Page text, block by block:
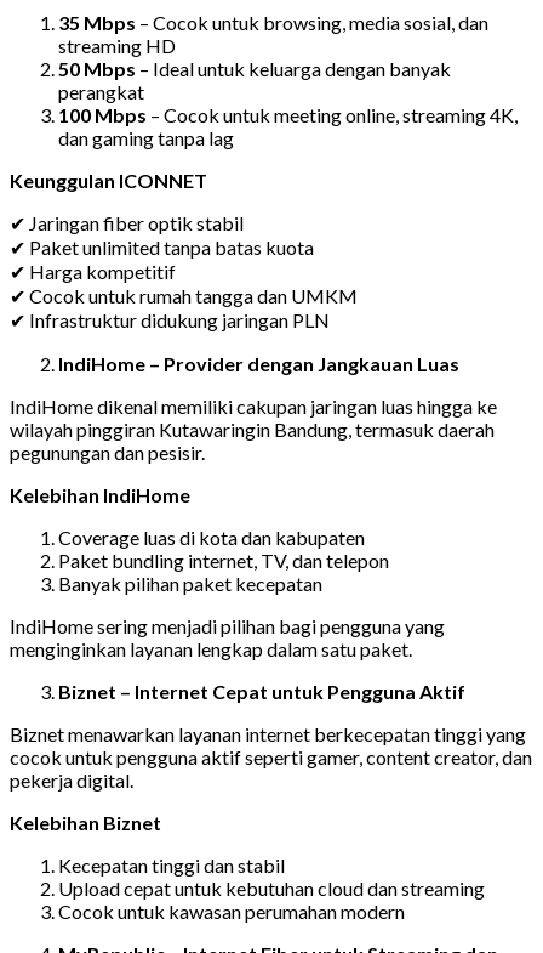
35 Mbps – Cocok untuk browsing, media sosial, dan
streaming HD
50 Mbps – Ideal untuk keluarga dengan banyak
perangkat
100 Mbps – Cocok untuk meeting online, streaming 4K,
dan gaming tanpa lag
Keunggulan ICONNET
✔ Jaringan fiber optik stabil
✔ Paket unlimited tanpa batas kuota
✔ Harga kompetitif
✔ Cocok untuk rumah tangga dan UMKM
✔ Infrastruktur didukung jaringan PLN
IndiHome – Provider dengan Jangkauan Luas
IndiHome dikenal memiliki cakupan jaringan luas hingga ke
wilayah pinggiran Kutawaringin Bandung, termasuk daerah
pegunungan dan pesisir.
Kelebihan IndiHome
Coverage luas di kota dan kabupaten
Paket bundling internet, TV, dan telepon
Banyak pilihan paket kecepatan
IndiHome sering menjadi pilihan bagi pengguna yang
menginginkan layanan lengkap dalam satu paket.
Biznet – Internet Cepat untuk Pengguna Aktif
Biznet menawarkan layanan internet berkecepatan tinggi yang
cocok untuk pengguna aktif seperti gamer, content creator, dan
pekerja digital.
Kelebihan Biznet
Kecepatan tinggi dan stabil
Upload cepat untuk kebutuhan cloud dan streaming
Cocok untuk kawasan perumahan modern